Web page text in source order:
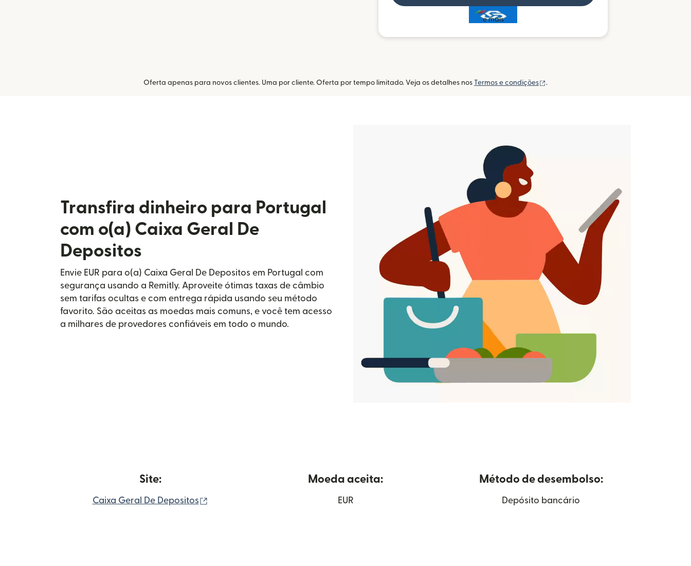
e mais
Oferta apenas para novos clientes. Uma por cliente. Oferta por tempo limitado. Veja os detalhes nos Termos e condições (abre em uma nova janela)
.
Transfira dinheiro para Portugal
com o(a) Caixa Geral De
Depositos
Envie EUR para o(a) Caixa Geral De Depositos em Portugal com
segurança usando a Remitly. Aproveite ótimas taxas de câmbio
sem tarifas ocultas e com entrega rápida usando seu método
favorito. São aceitas as moedas mais comuns, e você tem acesso
a milhares de provedores confiáveis em todo o mundo.
Site:
Caixa Geral De Depositos
Moeda aceita:
EUR
Método de desembolso:
Depósito bancário